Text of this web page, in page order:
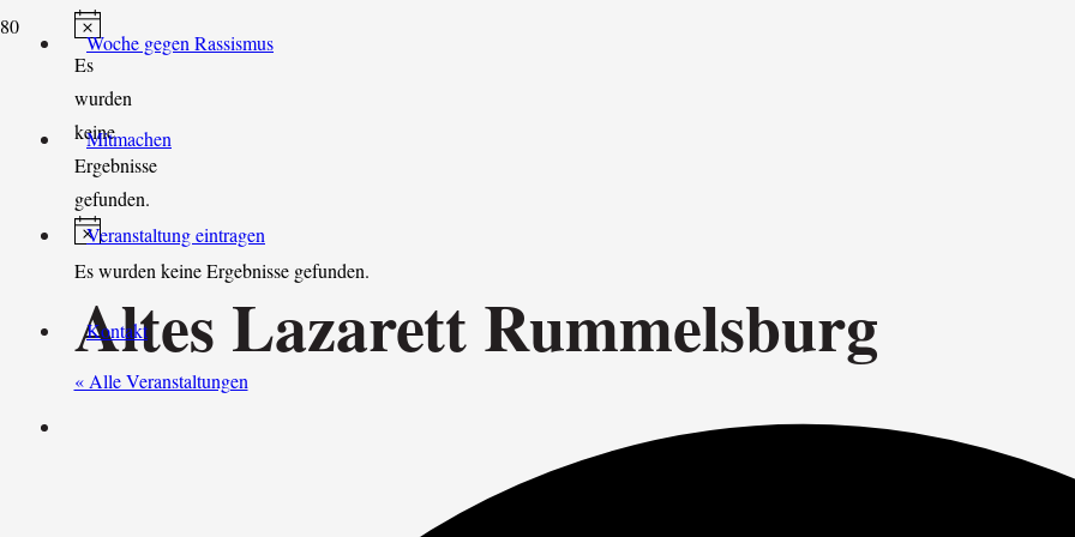
Woche gegen Rassismus
Mitmachen
Veranstaltung eintragen
Kontakt
Hinweis
Es
wurden
keine
Ergebnisse
gefunden.
Hinweis
Es wurden keine Ergebnisse gefunden.
Altes Lazarett Rummelsburg
« Alle Veranstaltungen